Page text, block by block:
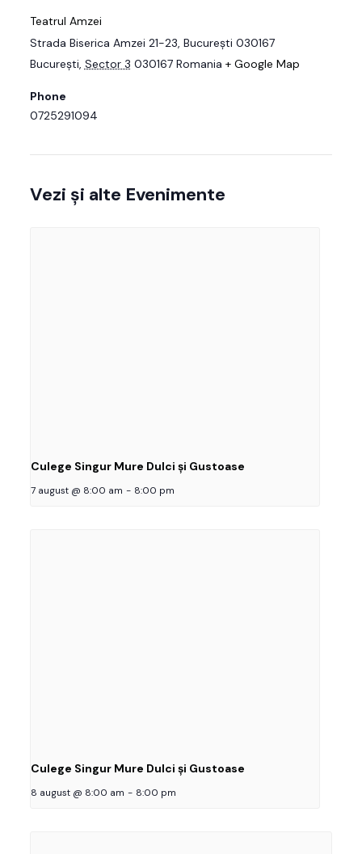
Teatrul Amzei
Strada Biserica Amzei 21-23, București 030167
București, Sector 3 030167 Romania + Google Map
Phone
0725291094
Vezi și alte Evenimente
Culege Singur Mure Dulci și Gustoase
7 august @ 8:00 am - 8:00 pm
Culege Singur Mure Dulci și Gustoase
8 august @ 8:00 am - 8:00 pm